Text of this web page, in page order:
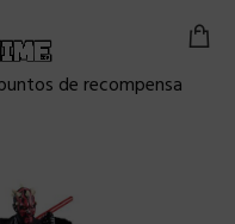
de recompensa